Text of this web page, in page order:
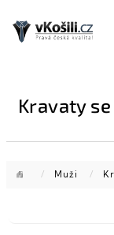
obsah
Kravaty
Domů
/ Muži /